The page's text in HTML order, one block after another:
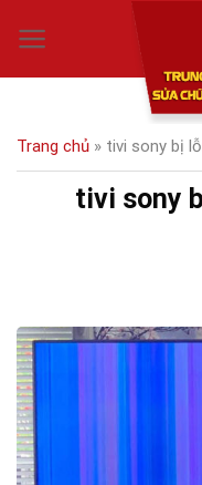
Trang chủ » tivi sony bị
tivi sony